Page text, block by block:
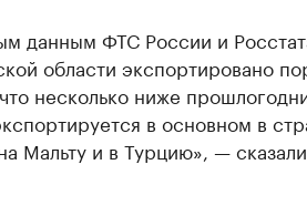
данным ФТС России и
области экспортировано
несколько ниже
в основном в
Мальту и в Турцию», —